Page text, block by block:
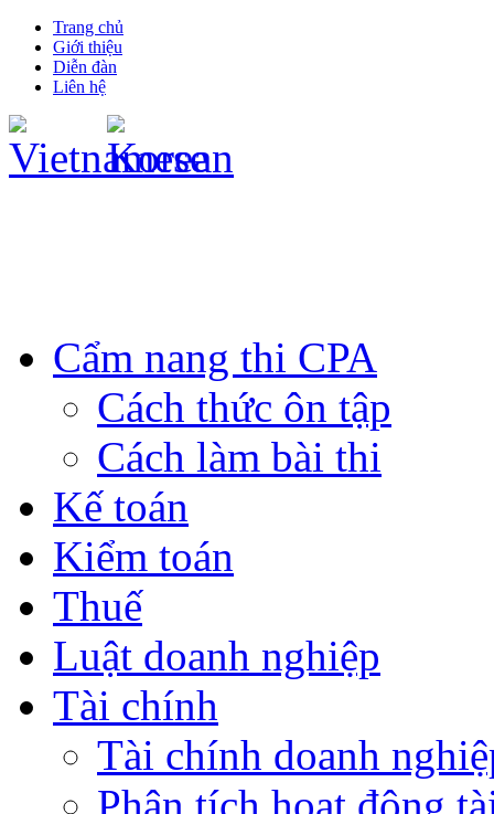
Trang chủ
Giới thiệu
Diễn đàn
Liên hệ
Cẩm nang thi CPA
Cách thức ôn tập
Cách làm bài thi
Kế toán
Kiểm toán
Thuế
Luật doanh nghiệp
Tài chính
Tài chính doanh